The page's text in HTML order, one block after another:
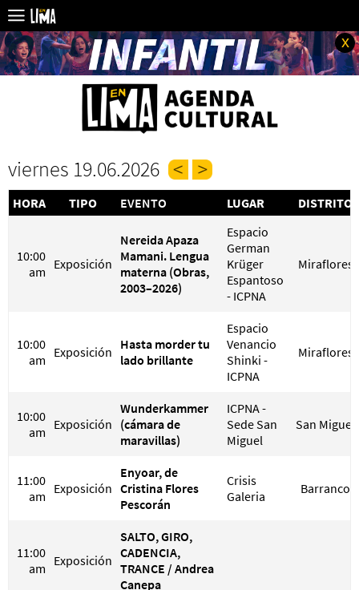
x
viernes 19.06.2026
HORA TIPO EVENTO LUGAR DISTRITO
10:00
am Exposición
Nereida Apaza
Mamani. Lengua
materna (Obras,
2003–2026)
Espacio
German
Krüger
Espantoso
- ICPNA
Miraflores
10:00
am Exposición Hasta morder tu
lado brillante
Espacio
Venancio
Shinki -
ICPNA
Miraflores
10:00
am Exposición
Wunderkammer
(cámara de
maravillas)
ICPNA -
Sede San
Miguel
San Miguel
11:00
am Exposición
Enyoar, de
Cristina Flores
Pescorán
Crisis
Galeria
Barranco
11:00
am Exposición
SALTO, GIRO,
CADENCIA,
TRANCE / Andrea
Canepa